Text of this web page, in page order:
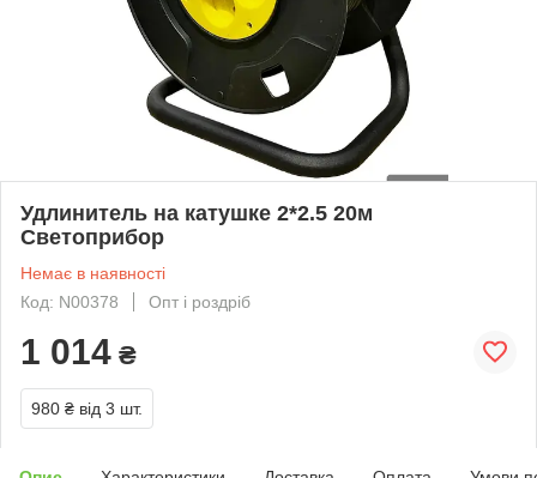
Удлинитель на катушке 2*2.5 20м
Светоприбор
Немає в наявності
Код: N00378
Опт і роздріб
1 014 ₴
980 ₴ від 3 шт.